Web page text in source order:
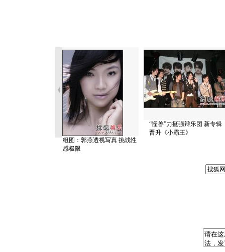
组图：郭燕透视写真 挑战性
感极限
“怪兽”力挺强辩乐团 新专辑
晋升《小霸王》